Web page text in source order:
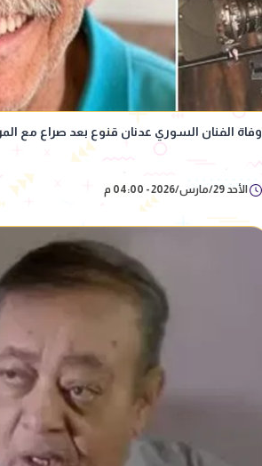
وفاة الفنان السوري عدنان قنوع بعد صراع مع
الأحد 29/مارس/2026 - 04:00 م